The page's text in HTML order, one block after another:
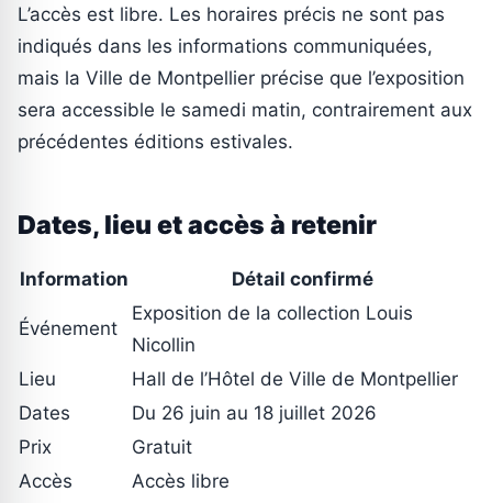
L’accès est libre. Les horaires précis ne sont pas
indiqués dans les informations communiquées,
mais la Ville de Montpellier précise que l’exposition
sera accessible le samedi matin, contrairement aux
précédentes éditions estivales.
Dates, lieu et accès à retenir
Information Détail confirmé
Événement
Exposition de la collection Louis
Nicollin
Lieu
Hall de l’Hôtel de Ville de Montpellier
Dates
Du 26 juin au 18 juillet 2026
Prix
Gratuit
Accès
Accès libre